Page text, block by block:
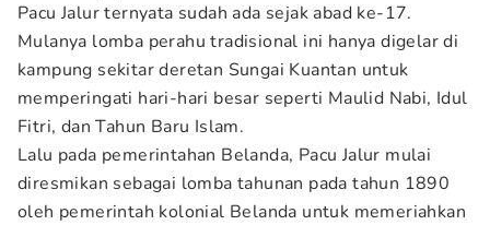
Pacu Jalur ternyata sudah ada sejak abad ke-17.
Mulanya lomba perahu tradisional ini hanya digelar di
kampung sekitar deretan Sungai Kuantan untuk
memperingati hari-hari besar seperti Maulid Nabi, Idul
Fitri, dan Tahun Baru Islam.
Lalu pada pemerintahan Belanda, Pacu Jalur mulai
diresmikan sebagai lomba tahunan pada tahun 1890
oleh pemerintah kolonial Belanda untuk memeriahkan